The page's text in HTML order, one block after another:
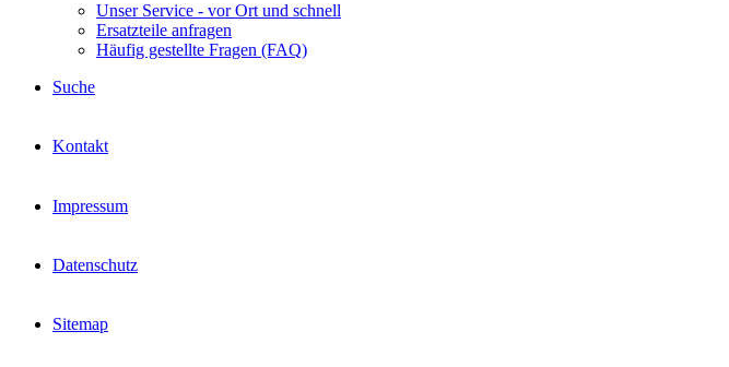
Unser Service - vor Ort und schnell
Ersatzteile anfragen
Häufig gestellte Fragen (FAQ)
Suche
Kontakt
Impressum
Datenschutz
Sitemap